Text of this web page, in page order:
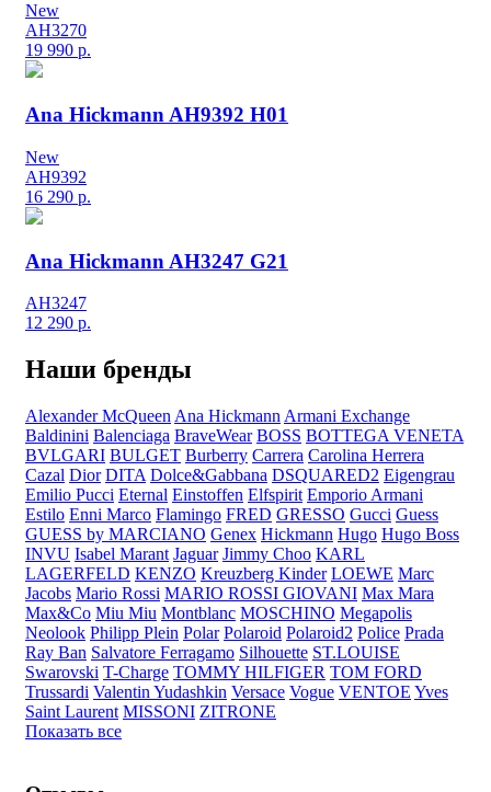
New
AH3270
19 990 р.
Ana Hickmann AH9392 H01
New
AH9392
16 290 р.
Ana Hickmann AH3247 G21
AH3247
12 290 р.
Наши бренды
Alexander McQueen Ana Hickmann Armani Exchange
Baldinini Balenciaga BraveWear BOSS BOTTEGA VENETA
BVLGARI BULGET Burberry Carrera Carolina Herrera
Cazal Dior DITA Dolce&Gabbana DSQUARED2 Eigengrau
Emilio Pucci Eternal Einstoffen Elfspirit Emporio Armani
Estilo Enni Marco Flamingo FRED GRESSO Gucci Guess
GUESS by MARCIANO Genex Hickmann Hugo Hugo Boss
INVU Isabel Marant Jaguar Jimmy Choo KARL
LAGERFELD KENZO Kreuzberg Kinder LOEWE Marc
Jacobs Mario Rossi MARIO ROSSI GIOVANI Max Mara
Max&Co Miu Miu Montblanc MOSCHINO Megapolis
Neolook Philipp Plein Polar Polaroid Polaroid2 Police Prada
Ray Ban Salvatore Ferragamo Silhouette ST.LOUISE
Swarovski T-Charge TOMMY HILFIGER TOM FORD
Trussardi Valentin Yudashkin Versace Vogue VENTOE Yves
Saint Laurent MISSONI ZITRONE
Показать все